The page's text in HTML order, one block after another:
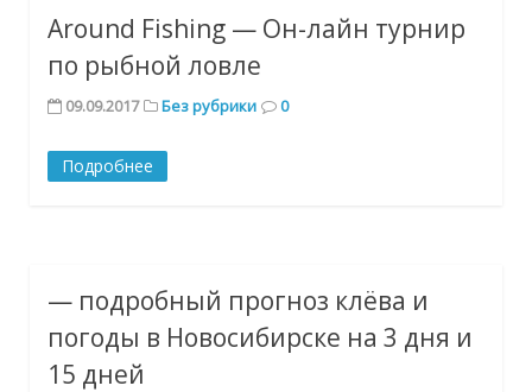
Around Fishing — Он-лайн турнир
по рыбной ловле
09.09.2017 Без рубрики 0
Подробнее
— подробный прогноз клёва и
погоды в Новосибирске на 3 дня и
15 дней